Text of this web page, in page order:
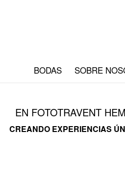
BODAS SOBRE
EN FOTOTRAVENT
CREANDO EXPERIENCIAS